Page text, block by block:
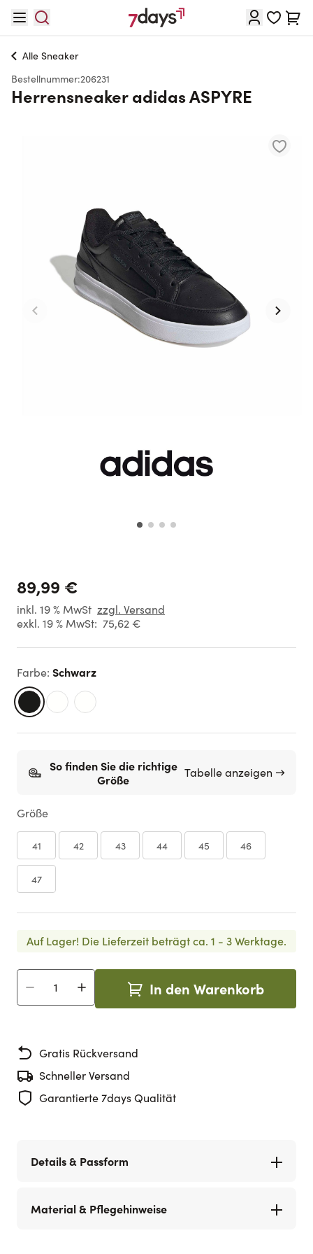
Alle Sneaker
Bestellnummer:206231
Herrensneaker adidas ASPYRE
89,99 €
inkl. 19 % MwSt zzgl. Versand
exkl. 19 % MwSt: 75,62 €
Farbe: Schwarz
So finden Sie die richtige
Größe
Tabelle anzeigen →
Größe
41 42 43 44 45 46
47
Auf Lager! Die Lieferzeit beträgt ca. 1 - 3 Werktage.
Menge In den Warenkorb
Gratis Rückversand
Schneller Versand
Garantierte 7days Qualität
Details & Passform
Material & Pflegehinweise